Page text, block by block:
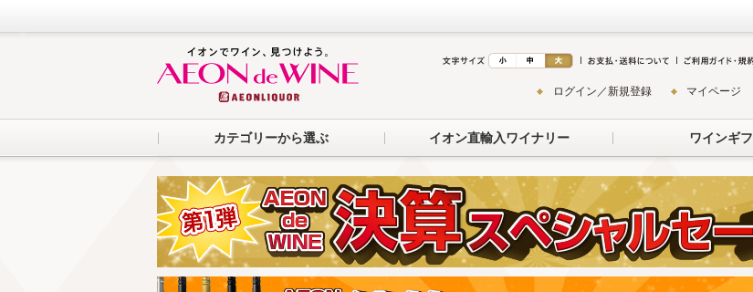
ログイン／新規登録 マイページ
カテゴリーから選ぶ イオン直輸入ワイナリー ワインギ